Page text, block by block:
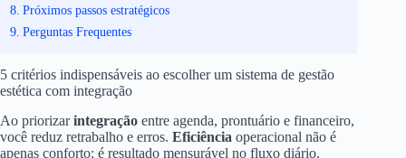
Próximos passos estratégicos
Perguntas Frequentes
5 critérios indispensáveis ao escolher um sistema de gestão
estética com integração
Ao priorizarintegração entre agenda, prontuário e financeiro,
você reduz retrabalho e erros. Eficiência operacional não é
apenas conforto; é resultado mensurável no fluxo diário.